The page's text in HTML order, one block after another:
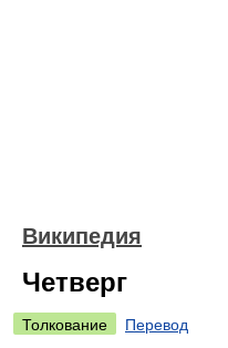
Википедия
Четверг
Толкование
Перевод